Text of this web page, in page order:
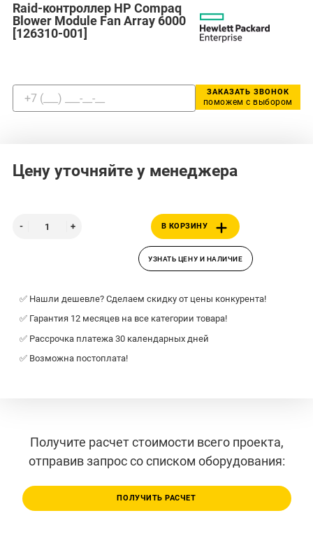
Raid-контроллер HP Compaq
Blower Module Fan Array 6000
[126310-001]
ЗАКАЗАТЬ ЗВОНОК
поможем с выбором
Цену уточняйте у менеджера
В КОРЗИНУ
УЗНАТЬ ЦЕНУ И НАЛИЧИЕ
✅ Нашли дешевле? Сделаем скидку от цены конкурента!
✅ Гарантия 12 месяцев на все категории товара!
✅ Рассрочка платежа 30 календарных дней
✅ Возможна постоплата!
Получите расчет стоимости всего проекта,
отправив запрос со списком оборудования:
ПОЛУЧИТЬ РАСЧЕТ